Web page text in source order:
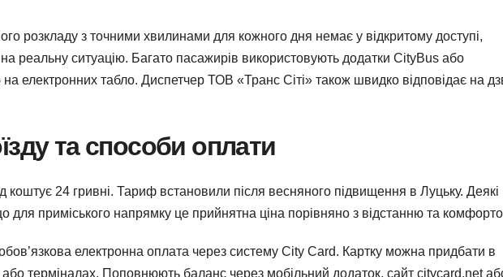
розкладу з точними хвилинами для кожного дня немає у відкритому доступі,
реальну ситуацію. Багато пасажирів використовують додатки CityBus або
електронних табло. Диспетчер ТОВ «Транс Сіті» також швидко відповідає на
та способи оплати
коштує 24 гривні. Тариф встановили після весняного підвищення в Луцьку. Деякі
для приміського напрямку це прийнятна ціна порівняно з відстанню та
електронна оплата через систему City Card. Картку можна придбати в
або терміналах. Поповнюють баланс через мобільний додаток, сайт citycard.net